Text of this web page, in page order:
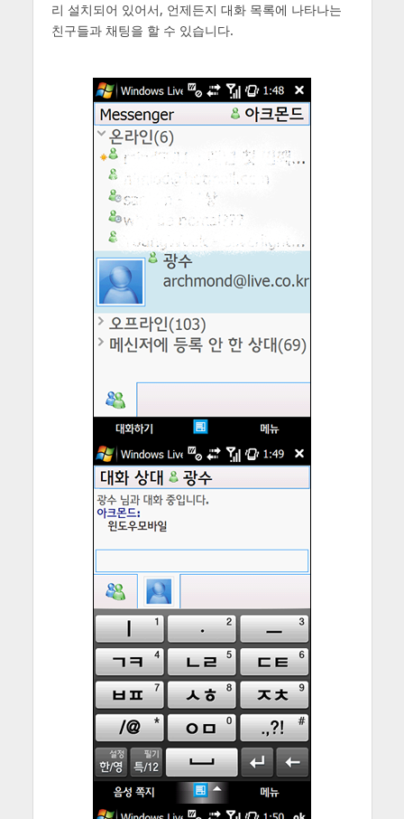
리 설치되어 있어서, 언제든지 대화 목록에 나타나는
친구들과 채팅을 할 수 있습니다.